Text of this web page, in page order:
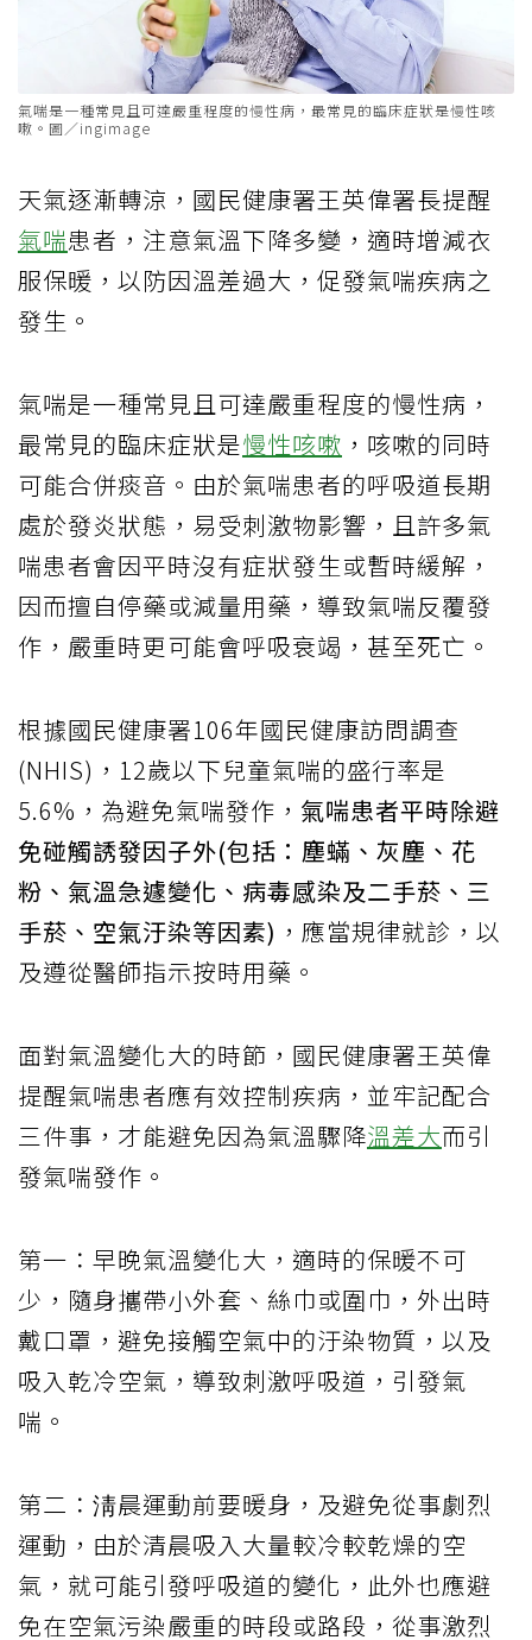
氣喘是一種常見且可達嚴重程度的慢性病，最常見的臨床症狀是慢性咳
嗽。圖／ingimage
天氣逐漸轉涼，國民健康署王英偉署長提醒
氣喘患者，注意氣溫下降多變，適時增減衣
服保暖，以防因溫差過大，促發氣喘疾病之
發生。
氣喘是一種常見且可達嚴重程度的慢性病，
最常見的臨床症狀是慢性咳嗽 ，咳嗽的同時
可能合併痰音。由於氣喘患者的呼吸道長期
處於發炎狀態，易受刺激物影響，且許多氣
喘患者會因平時沒有症狀發生或暫時緩解，
因而擅自停藥或減量用藥，導致氣喘反覆發
作，嚴重時更可能會呼吸衰竭，甚至死亡。
根據國民健康署106年國民健康訪問調查
(NHIS)，12歲以下兒童氣喘的盛行率是
5.6%，為避免氣喘發作， 氣喘患者平時除避
免碰觸誘發因子外(包括：塵蟎、灰塵、花
粉、氣溫急遽變化、病毒感染及二手菸、三
手菸、空氣汙染等因素) ，應當規律就診，以
及遵從醫師指示按時用藥。
面對氣溫變化大的時節，國民健康署王英偉
提醒氣喘患者應有效控制疾病，並牢記配合
三件事，才能避免因為氣溫驟降溫差大而引
發氣喘發作。
第一：早晚氣溫變化大，適時的保暖不可
少，隨身攜帶小外套、絲巾或圍巾，外出時
戴口罩，避免接觸空氣中的汙染物質，以及
吸入乾冷空氣，導致刺激呼吸道，引發氣
喘。
第二：淸晨運動前要暖身，及避免從事劇烈
運動，由於清晨吸入大量較冷較乾燥的空
氣，就可能引發呼吸道的變化，此外也應避
免在空氣污染嚴重的時段或路段，從事激烈